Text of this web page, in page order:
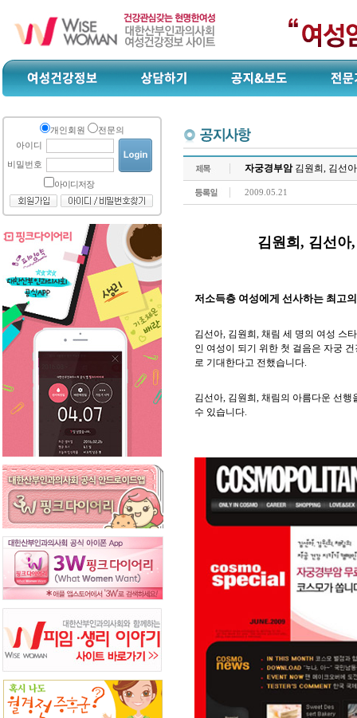
개인회원
전문의
아이디
비밀번호
아이디저장
자궁경부암김원희, 김선
2009.05.21
김원희, 김선아
저소득층 여성에게 선사하는 최고
김선아, 김원희, 채림 세 명의 여성 스
인 여성이 되기 위한 첫 걸음은 자궁
로 기대한다고 전했습니다.
김선아, 김원희, 채림의 아름다운 선
수 있습니다.